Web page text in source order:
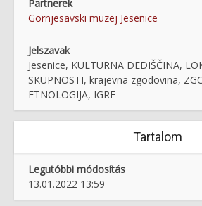
Partnerek
Gornjesavski muzej Jesenice
Jelszavak
Jesenice, KULTURNA DEDIŠČINA,
SKUPNOSTI, krajevna zgodovina,
ETNOLOGIJA, IGRE
Tartalom
Legutóbbi módosítás
13.01.2022 13:59